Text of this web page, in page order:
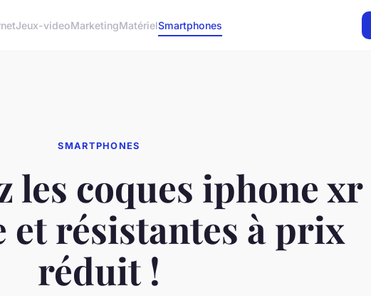
Jeux-videoMarketingMatérielSmartphones
SMARTPHONES
les coques iphone xr
et résistantes à prix
réduit !